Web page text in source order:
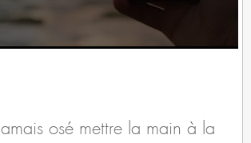
osé mettre la main à la